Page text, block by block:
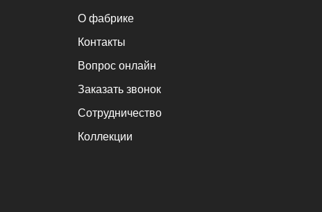
О фабрике
Контакты
Вопрос онлайн
Заказать звонок
Сотрудничество
Коллекции